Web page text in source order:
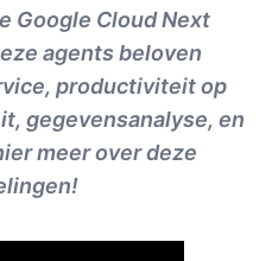
Google Cloud Next
agents beloven
productiviteit op
gegevensanalyse, en
meer over deze